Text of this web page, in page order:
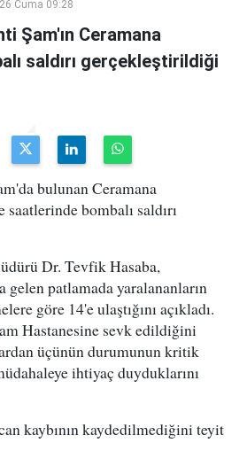
Cuma 09:28
Şam'ın Ceramana
saldırı gerçekleştirildiği
bulunan Ceramana
bombalı saldırı
Dr. Tevfik Hasaba,
gelen patlamada yaralananların
göre 14'e ulaştığını açıkladı.
Hastanesine sevk edildiğini
üçünün durumunun kritik
ihtiyaç duyduklarını
kaybının kaydedilmediğini teyit